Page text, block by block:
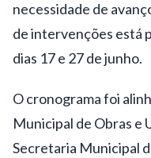
necessidade de
de intervenções está
dias 17 e 27 de junho.
O cronograma foi
Municipal de Obras e
Secretaria Municipal